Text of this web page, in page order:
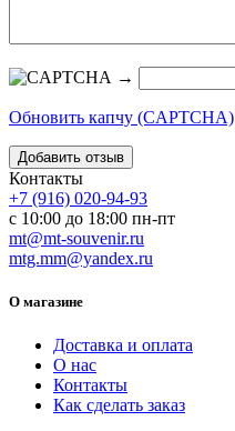
→
Обновить капчу (CAPTCHA)
Контакты
+7 (916) 020-94-93
с 10:00 до 18:00 пн-пт
mt@mt-souvenir.ru
mtg.mm@yandex.ru
О магазине
Доставка и оплата
О нас
Контакты
Как сделать заказ